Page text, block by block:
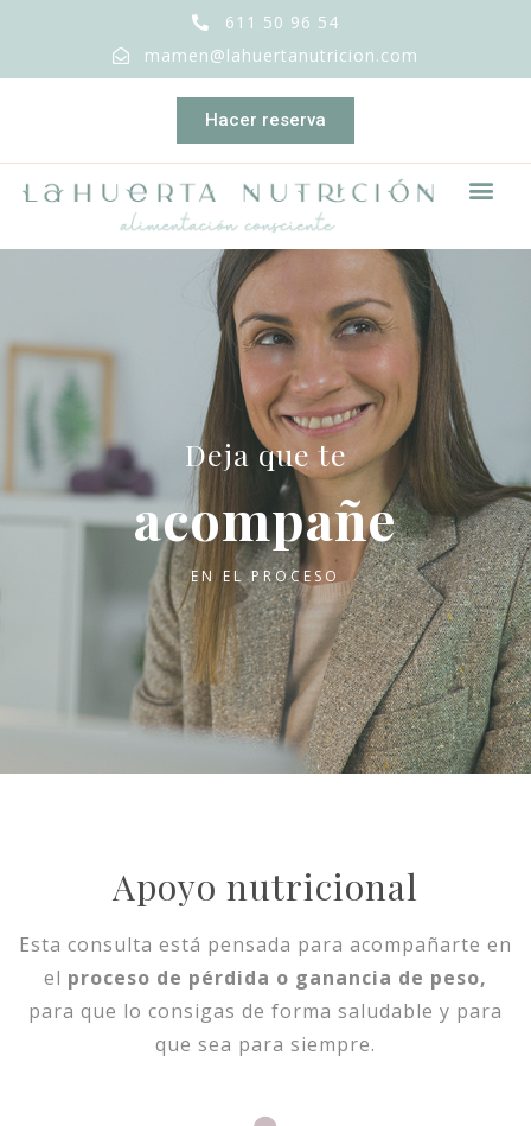
611 50 96 54
mamen@lahuertanutricion.com
Hacer reserva
Deja que te
acompañe
EN EL PROCESO
Apoyo nutricional
Esta consulta está pensada para acompañarte en
el proceso de pérdida o ganancia de peso,
para que lo consigas de forma saludable y para
que sea para siempre.